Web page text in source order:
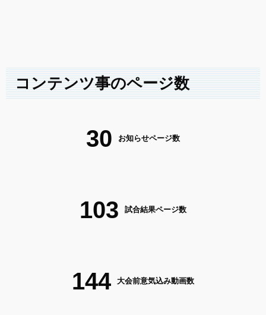
コンテンツ事のページ数
30 お知らせページ数
103 試合結果ページ数
144 大会前意気込み動画数